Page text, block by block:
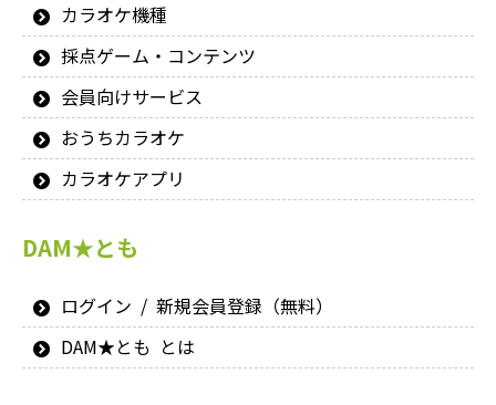
カラオケ機種
採点ゲーム・コンテンツ
会員向けサービス
おうちカラオケ
カラオケアプリ
DAM★とも
ログイン / 新規会員登録（無料）
DAM★とも とは